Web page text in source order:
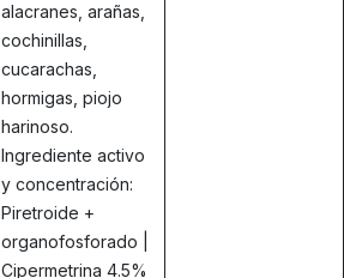
alacranes, arañas,
cochinillas,
cucarachas,
hormigas, piojo
harinoso.
Ingrediente activo
y concentración:
Piretroide +
organofosforado |
Cipermetrina 4.5%